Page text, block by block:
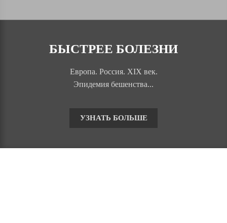
БЫСТРЕЕ БОЛЕЗНИ
Европа. Россия. XIX век.
Эпидемия бешенства...
УЗНАТЬ БОЛЬШЕ